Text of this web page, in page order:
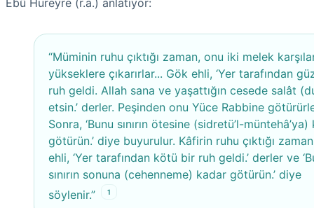
“Müminin ruhu çıktığı zaman, onu iki melek
yükseklere çıkarırlar... Gök ehli, ‘Yer tarafından
ruh geldi. Allah sana ve yaşattığın cesede salât
etsin.’ derler. Peşinden onu Yüce Rabbine
Sonra, ‘Bunu sınırın ötesine (sidretü’l-
götürün.’ diye buyurulur. Kâfirin ruhu çıktığı
ehli, ‘Yer tarafından kötü bir ruh geldi.’ derler ve
sınırın sonuna (cehenneme) kadar götürün.’ diye
söylenir.”
1